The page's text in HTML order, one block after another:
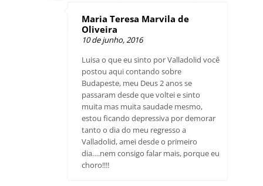
Maria Teresa Marvila de
Oliveira
10 de junho, 2016
Luisa o que eu sinto por Valladolid você
postou aqui contando sobre
Budapeste, meu Deus 2 anos se
passaram desde que voltei e sinto
muita mas muita saudade mesmo,
estou ficando depressiva por demorar
tanto o dia do meu regresso a
Valladolid, amei desde o primeiro
dia….nem consigo falar mais, porque eu
choro!!!!